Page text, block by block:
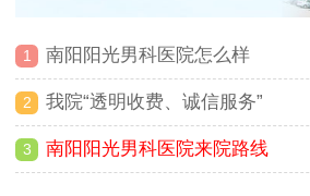
1 南阳阳光男科医院怎么样
2 我院“透明收费、诚信服务”
3 南阳阳光男科医院来院路线